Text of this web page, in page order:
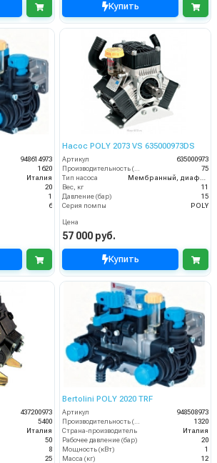
Купить
948614973
1620
Италия
20
1
6
Насос POLY 2073 VS 635000973DS
Артикул
635000973
Производительность (л/мин)
75
Тип насоса
Мембранный, диафрагменный
Вес, кг
11
Давление (бар)
15
Серия помпы
POLY
Цена
57 000 руб.
Купить
437200973
5400
Италия
50
8
25
Bertolini POLY 2020 TRF
Артикул
948508973
1320
Страна-производитель
Италия
Рабочее давление (бар)
20
Мощность (кВт)
1
Масса (кг)
12